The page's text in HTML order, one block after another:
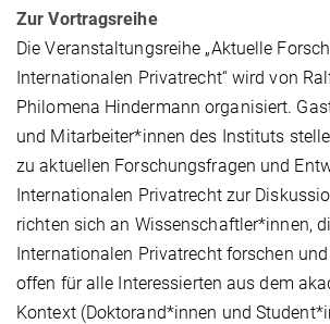
Zur Vortragsreihe
Die Veranstaltungsreihe „Aktuelle
Internationalen Privatrecht“ wird von
Philomena Hindermann organisiert.
und Mitarbeiter*innen des Instituts
zu aktuellen Forschungsfragen und
Internationalen Privatrecht zur
richten sich an Wissenschaftler*innen,
Internationalen Privatrecht forschen
offen für alle Interessierten aus dem
Kontext (Doktorand*innen und